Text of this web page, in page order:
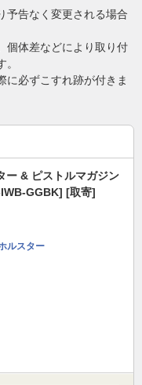
予告なく変更される場合
個体差などにより取り付
必ずこすれ跡が付きま
ー & ピストルマガジン
GGBK] [取寄]
ルスター